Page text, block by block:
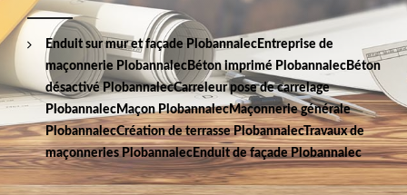
Enduit sur mur et façade Plobannalec Entreprise de
maçonnerie Plobannalec Béton imprimé Plobannalec Béton
désactivé PlobannalecCarreleur pose de carrelage
Plobannalec Maçon PlobannalecMaçonnerie générale
PlobannalecCréation de terrasse PlobannalecTravaux de
maçonneries PlobannalecEnduit de façade Plobannalec